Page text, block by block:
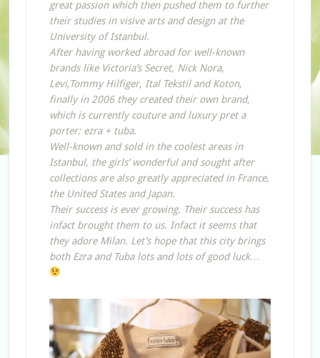
great passion which then pushed them to further
their studies in visive arts and design at the
University of Istanbul.
After having worked abroad for well-known
brands like Victoria’s Secret, Nick Nora,
Levi,Tommy Hilfiger, Ital Tekstil and Koton,
finally in 2006 they created their own brand,
which is currently couture and luxury pret a
porter: ezra + tuba.
Well-known and sold in the coolest areas in
Istanbul, the girls’ wonderful and sought after
collections are also greatly appreciated in France,
the United States and Japan.
Their success is ever growing. Their success has
infact brought them to us. Infact it seems that
they adore Milan. Let’s hope that this city brings
both Ezra and Tuba lots and lots of good luck…